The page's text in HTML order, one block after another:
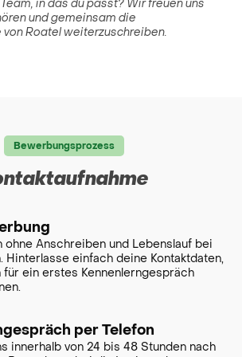
in das du passt? Wir freuen uns
und gemeinsam die
Roatel weiterzuschreiben.
Bewerbungsprozess
ohne Anschreiben und Lebenslauf bei
Hinterlasse einfach deine Kontaktdaten,
ein erstes Kennenlerngespräch
per Telefon
innerhalb von 24 bis 48 Stunden nach